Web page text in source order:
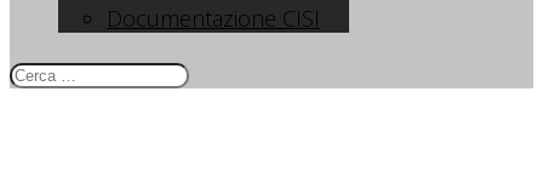
Documentazione CISI